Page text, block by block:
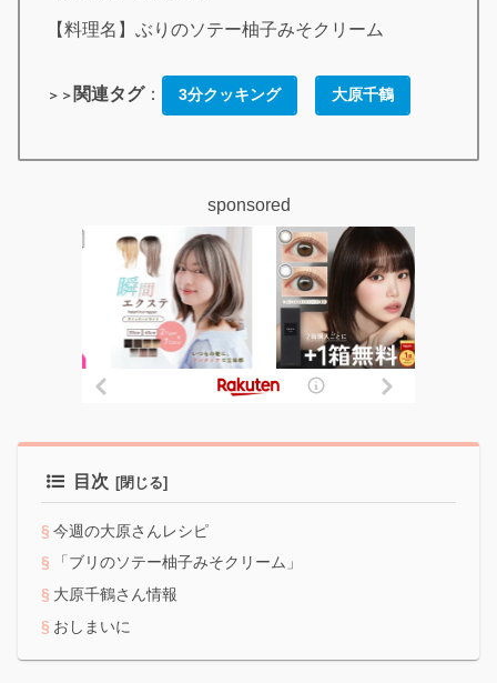
【料理名】ぶりのソテー柚子みそクリーム
＞＞ 関連タグ： 3分クッキング 大原千鶴
sponsored
目次
今週の大原さんレシピ
「ブリのソテー柚子みそクリーム」
大原千鶴さん情報
おしまいに